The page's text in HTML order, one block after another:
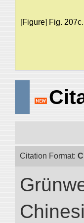
[Figure] Fig. 207c.
Citation Format: